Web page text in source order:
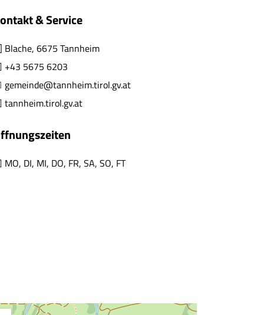
& Service
Blache, 6675 Tannheim
+43 5675 6203
gemeinde@tannheim.tirol.gv.at
tannheim.tirol.gv.at
MO, DI, MI, DO, FR, SA, SO, FT